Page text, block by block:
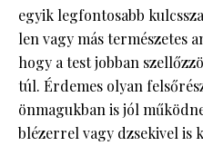
egyik legfontosabb
len vagy más természetes
hogy a test jobban
túl. Érdemes olyan
önmagukban is jól
blézerrel vagy dzsekivel is